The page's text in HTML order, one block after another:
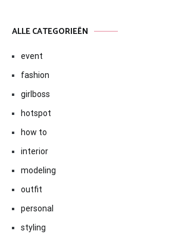
ALLE CATEGORIEËN
event
fashion
girlboss
hotspot
how to
interior
modeling
outfit
personal
styling